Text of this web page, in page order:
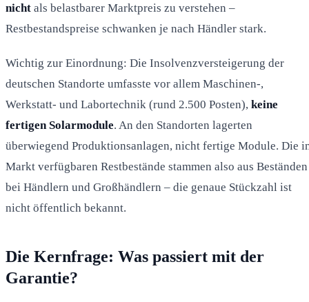
nicht als belastbarer Marktpreis zu verstehen –
Restbestandspreise schwanken je nach Händler stark.
Wichtig zur Einordnung: Die Insolvenzversteigerung der
deutschen Standorte umfasste vor allem Maschinen-,
Werkstatt- und Labortechnik (rund 2.500 Posten), keine
fertigen Solarmodule. An den Standorten lagerten
überwiegend Produktionsanlagen, nicht fertige Module. Die
Markt verfügbaren Restbestände stammen also aus Beständen
bei Händlern und Großhändlern – die genaue Stückzahl ist
nicht öffentlich bekannt.
Die Kernfrage: Was passiert mit der
Garantie?